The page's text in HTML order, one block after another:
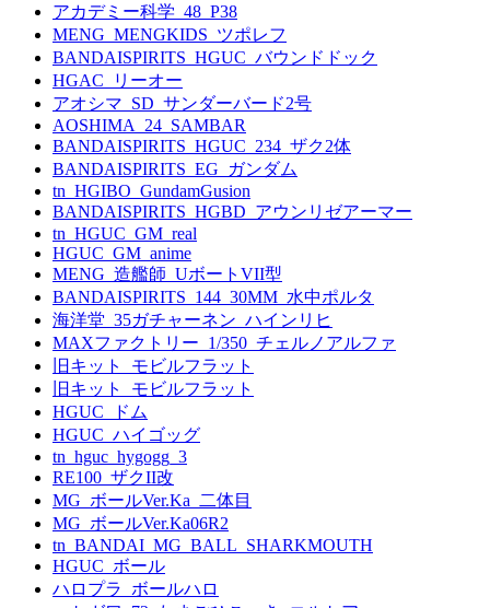
アカデミー科学_48_P38
MENG_MENGKIDS_ツポレフ
BANDAISPIRITS_HGUC_バウンドドック
HGAC_リーオー
アオシマ_SD_サンダーバード2号
AOSHIMA_24_SAMBAR
BANDAISPIRITS_HGUC_234_ザク2体
BANDAISPIRITS_EG_ガンダム
tn_HGIBO_GundamGusion
BANDAISPIRITS_HGBD_アウンリゼアーマー
tn_HGUC_GM_real
HGUC_GM_anime
MENG_造艦師_UボートVII型
BANDAISPIRITS_144_30MM_水中ポルタ
海洋堂_35ガチャーネン_ハインリヒ
MAXファクトリー_1/350_チェルノアルファ
旧キット_モビルフラット
旧キット_モビルフラット
HGUC_ドム
HGUC_ハイゴッグ
tn_hguc_hygogg_3
RE100_ザクII改
MG_ボールVer.Ka_二体目
MG_ボールVer.Ka06R2
tn_BANDAI_MG_BALL_SHARKMOUTH
HGUC_ボール
ハロプラ_ボールハロ